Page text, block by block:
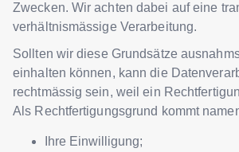
Zwecken. Wir achten dabei auf eine
verhältnismässige Verarbeitung.
Sollten wir diese Grundsätze
einhalten können, kann die
rechtmässig sein, weil ein
Als Rechtfertigungsgrund kommt
Ihre Einwilligung;